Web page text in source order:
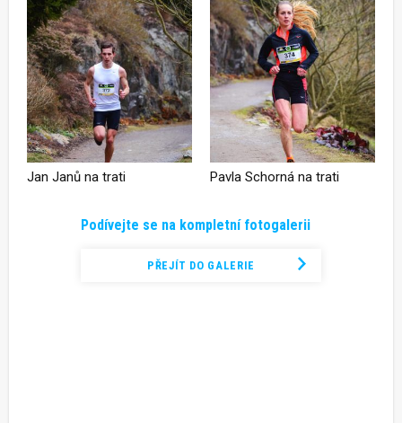
Podívejte se na kompletní fotogalerii
PŘEJÍT DO GALERIE
Jan Janů na trati Pavla Schorná na trati